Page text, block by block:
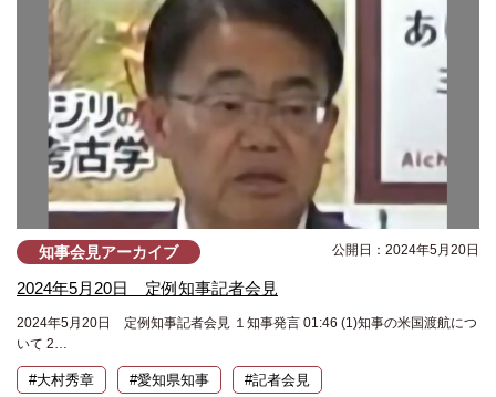
知事会見アーカイブ 公開日：2024年5月20日
2024年5月20日 定例知事記者会見
2024年5月20日 定例知事記者会見 １知事発言 01:46 (1)知事の米国渡航につ
いて 2…
#大村秀章 #愛知県知事 #記者会見